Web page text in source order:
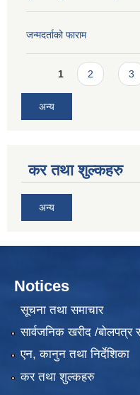
जन्मदर्ताको फाराम
Pages
1 2 3
अन्य
कर तथा शुल्कहरु
अन्य
Notices
सूचना तथा समाचार
सार्वजनिक खरीद /बोलपत्र
एन, कानुन तथा निर्देशिका
कर तथा शुल्कहरु